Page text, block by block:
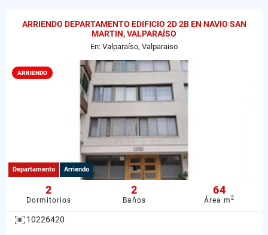
ARRIENDO DEPARTAMENTO EDIFICIO 2D 2B EN NAVIO SAN
MARTIN, VALPARAÍSO
En: Valparaíso, Valparaiso
ARRIENDO
Departamento Arriendo
2
Dormitorios
2
Baños
64
Área m2
10226420